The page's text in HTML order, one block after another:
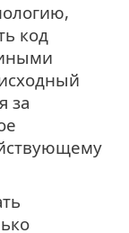
код
за